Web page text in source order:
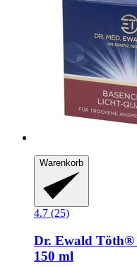
Warenkorb
4.7 (25)
Dr. Ewald Töth®
150 ml